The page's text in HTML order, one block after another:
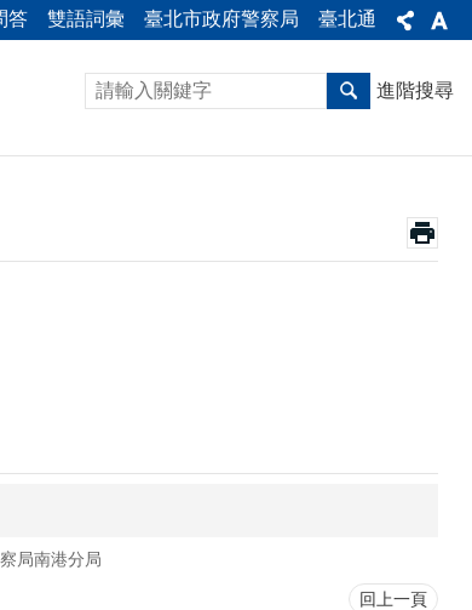
答 雙語詞彙 臺北市政府警察局 臺北通
進階搜尋
局南港分局
回上一頁